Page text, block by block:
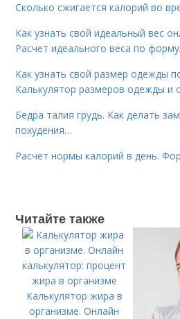
Сколько сжигается калорий во
Как узнать свой идеальный вес
Расчет идеального веса по
Как узнать свой размер одежды
Калькулятор размеров одежды и
Бедра талия грудь. Как делать
похудения…
Расчет нормы калорий в день.
Читайте также
Калькулятор жира в
организме. Онлайн